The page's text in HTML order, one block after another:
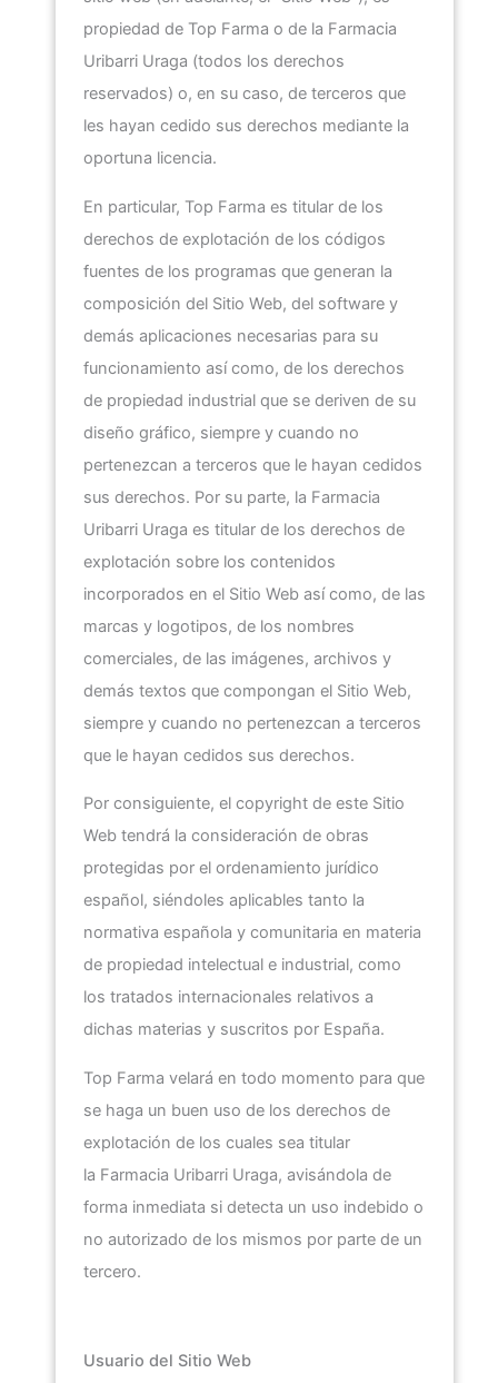
propiedad de Top Farma o de la Farmacia
Uribarri Uraga (todos los derechos
reservados) o, en su caso, de terceros que
les hayan cedido sus derechos mediante la
oportuna licencia.
En particular, Top Farma es titular de los
derechos de explotación de los códigos
fuentes de los programas que generan la
composición del Sitio Web, del software y
demás aplicaciones necesarias para su
funcionamiento así como, de los derechos
de propiedad industrial que se deriven de su
diseño gráfico, siempre y cuando no
pertenezcan a terceros que le hayan cedidos
sus derechos. Por su parte, la Farmacia
Uribarri Uraga es titular de los derechos de
explotación sobre los contenidos
incorporados en el Sitio Web así como, de las
marcas y logotipos, de los nombres
comerciales, de las imágenes, archivos y
demás textos que compongan el Sitio Web,
siempre y cuando no pertenezcan a terceros
que le hayan cedidos sus derechos.
Por consiguiente, el copyright de este Sitio
Web tendrá la consideración de obras
protegidas por el ordenamiento jurídico
español, siéndoles aplicables tanto la
normativa española y comunitaria en materia
de propiedad intelectual e industrial, como
los tratados internacionales relativos a
dichas materias y suscritos por España.
Top Farma velará en todo momento para que
se haga un buen uso de los derechos de
explotación de los cuales sea titular
la Farmacia Uribarri Uraga, avisándola de
forma inmediata si detecta un uso indebido o
no autorizado de los mismos por parte de un
tercero.
Usuario del Sitio Web